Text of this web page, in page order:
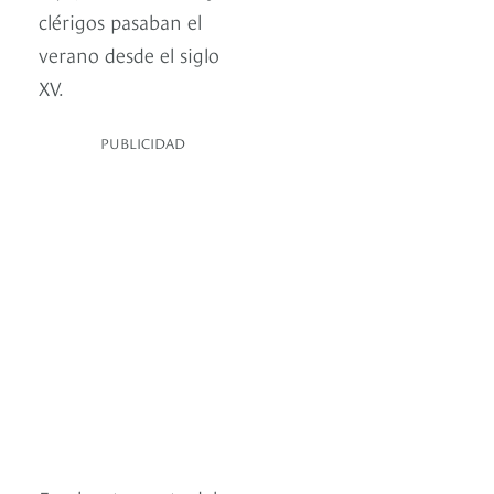
clérigos pasaban el
verano desde el siglo
XV.
PUBLICIDAD